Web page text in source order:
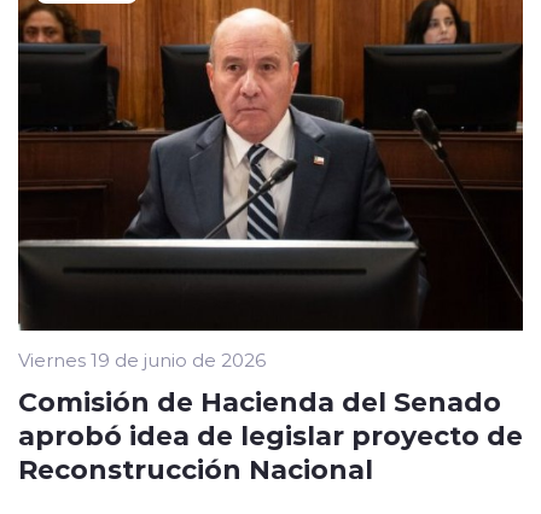
Viernes 19 de junio de 2026
Comisión de Hacienda del Senado
aprobó idea de legislar proyecto de
Reconstrucción Nacional